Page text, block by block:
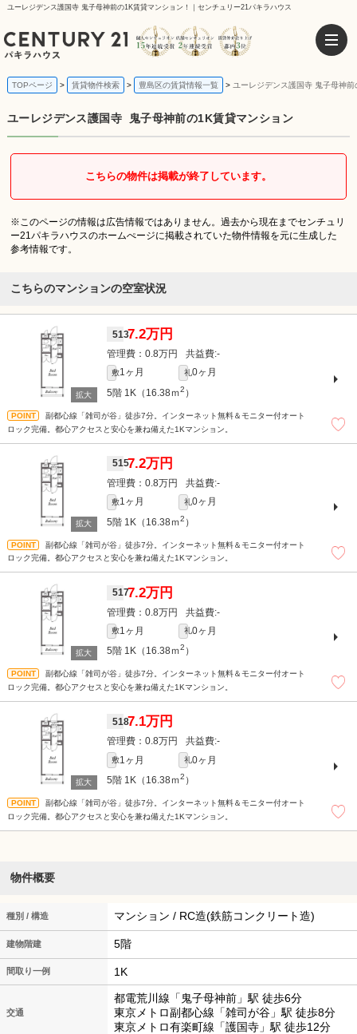
ユーレジデンス護国寺 鬼子母神前の1K賃貸マンション！｜センチュリー21パキラハウス
TOPページ 賃貸物件検索 豊島区の賃貸情報一覧 ユーレジデンス護国寺 鬼子母神
ユーレジデンス護国寺 鬼子母神前の1K賃貸マンション
こちらの物件は掲載が終了しています。
※このページの情報は広告情報ではありません。過去から現在までセンチュリ
ー21パキラハウスのホームぺージに掲載されていた物件情報を元に生成した
参考情報です。
こちらのマンションの空室状況
5137.2万円
0.8万円 -
敷1ヶ月 礼0ヶ月
5階 1K（16.38ｍ2 ）
副都心線「雑司が谷」徒歩7分。インターネット無料＆モニター付オート
ロック完備。都心アクセスと安心を兼ね備えた1Kマンション。
5157.2万円
0.8万円 -
敷1ヶ月 礼0ヶ月
5階 1K（16.38ｍ2 ）
副都心線「雑司が谷」徒歩7分。インターネット無料＆モニター付オート
ロック完備。都心アクセスと安心を兼ね備えた1Kマンション。
5177.2万円
0.8万円 -
敷1ヶ月 礼0ヶ月
5階 1K（16.38ｍ2 ）
副都心線「雑司が谷」徒歩7分。インターネット無料＆モニター付オート
ロック完備。都心アクセスと安心を兼ね備えた1Kマンション。
5187.1万円
0.8万円 -
敷1ヶ月 礼0ヶ月
5階 1K（16.38ｍ2 ）
副都心線「雑司が谷」徒歩7分。インターネット無料＆モニター付オート
ロック完備。都心アクセスと安心を兼ね備えた1Kマンション。
物件概要
種別 / 構造 マンション / RC造(鉄筋コンクリート造)
建物階建 5階
間取り一例 1K
交通
都電荒川線「鬼子母神前」駅 徒歩6分
東京メトロ副都心線「雑司が谷」駅 徒歩8分
東京メトロ有楽町線「護国寺」駅 徒歩12分